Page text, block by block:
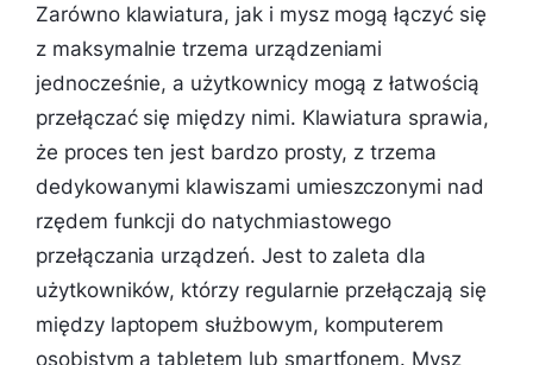
Zarówno klawiatura, jak i mysz mogą łączyć się
z maksymalnie trzema urządzeniami
jednocześnie, a użytkownicy mogą z łatwością
przełączać się między nimi. Klawiatura sprawia,
że proces ten jest bardzo prosty, z trzema
dedykowanymi klawiszami umieszczonymi nad
rzędem funkcji do natychmiastowego
przełączania urządzeń. Jest to zaleta dla
użytkowników, którzy regularnie przełączają się
między laptopem służbowym, komputerem
osobistym a tabletem lub smartfonem. Mysz